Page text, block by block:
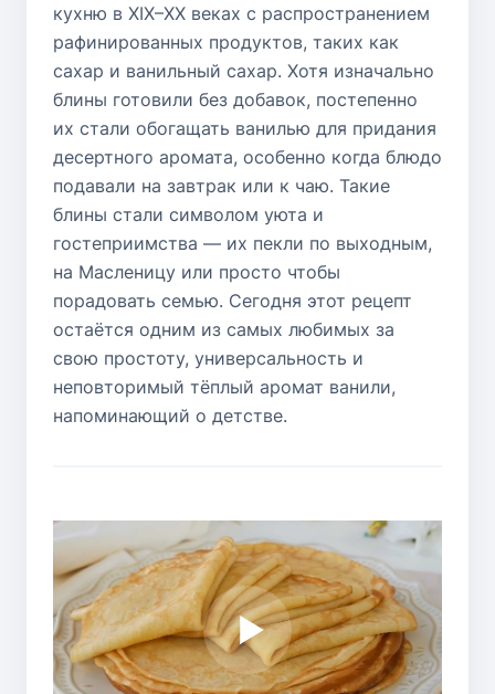
кухню в XIX–XX веках с распространением
рафинированных продуктов, таких как
сахар и ванильный сахар. Хотя изначально
блины готовили без добавок, постепенно
их стали обогащать ванилью для придания
десертного аромата, особенно когда блюдо
подавали на завтрак или к чаю. Такие
блины стали символом уюта и
гостеприимства — их пекли по выходным,
на Масленицу или просто чтобы
порадовать семью. Сегодня этот рецепт
остаётся одним из самых любимых за
свою простоту, универсальность и
неповторимый тёплый аромат ванили,
напоминающий о детстве.